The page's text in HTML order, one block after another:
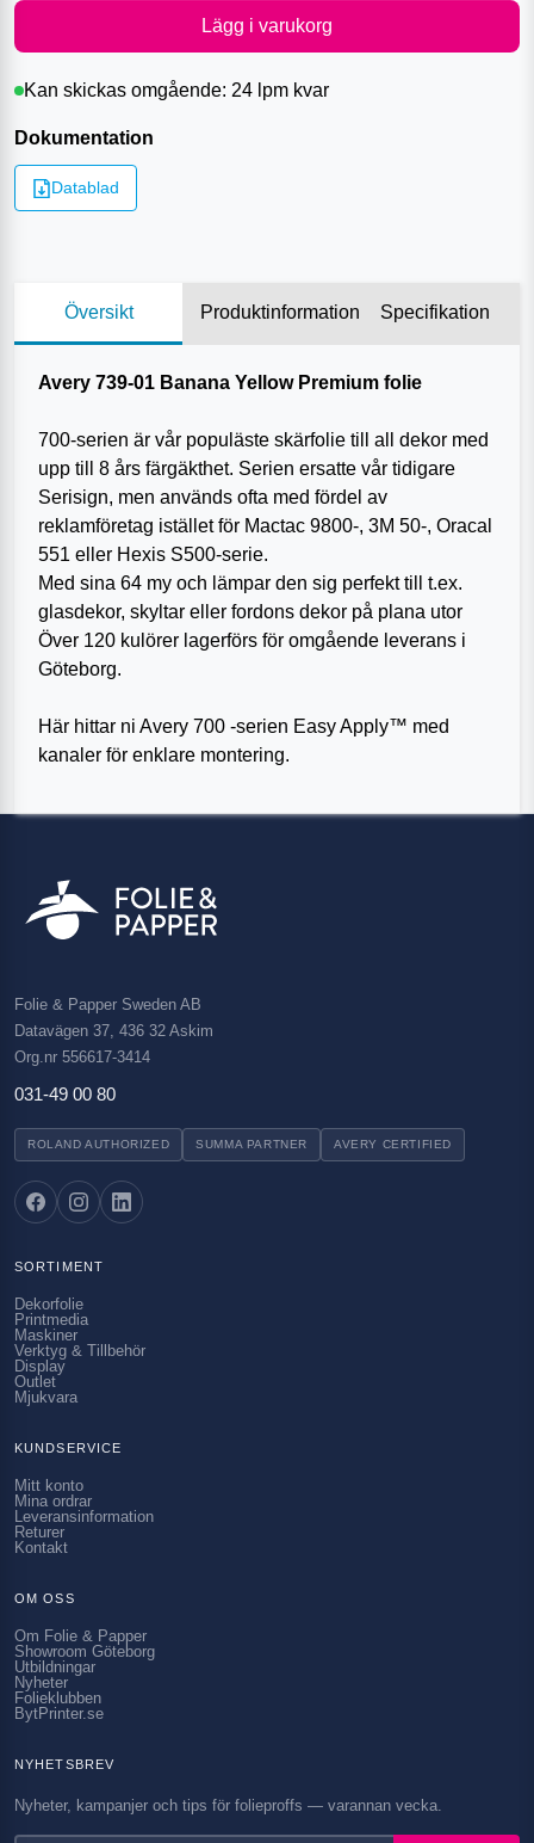
Lägg i varukorg
Kan skickas omgående: 24 lpm kvar
Dokumentation
Datablad
Översikt Produktinformation Specifikation
Avery 739-01 Banana Yellow Premium folie
700-serien är vår populäste skärfolie till all dekor med
upp till 8 års färgäkthet. Serien ersatte vår tidigare
Serisign, men används ofta med fördel av
reklamföretag istället för Mactac 9800-, 3M 50-, Oracal
551 eller Hexis S500-serie.
Med sina 64 my och lämpar den sig perfekt till t.ex.
glasdekor, skyltar eller fordons dekor på plana utor
Över 120 kulörer lagerförs för omgående leverans i
Göteborg.
Här hittar ni Avery 700 -serien Easy Apply™ med
kanaler för enklare montering.
Folie & Papper Sweden AB
Datavägen 37, 436 32 Askim
Org.nr 556617-3414
031-49 00 80
ROLAND AUTHORIZED SUMMA PARTNER AVERY CERTIFIED
SORTIMENT
Dekorfolie
Printmedia
Maskiner
Verktyg & Tillbehör
Display
Outlet
Mjukvara
KUNDSERVICE
Mitt konto
Mina ordrar
Leveransinformation
Returer
Kontakt
OM OSS
Om Folie & Papper
Showroom Göteborg
Utbildningar
Nyheter
Folieklubben
BytPrinter.se
NYHETSBREV
Nyheter, kampanjer och tips för folieproffs — varannan vecka.